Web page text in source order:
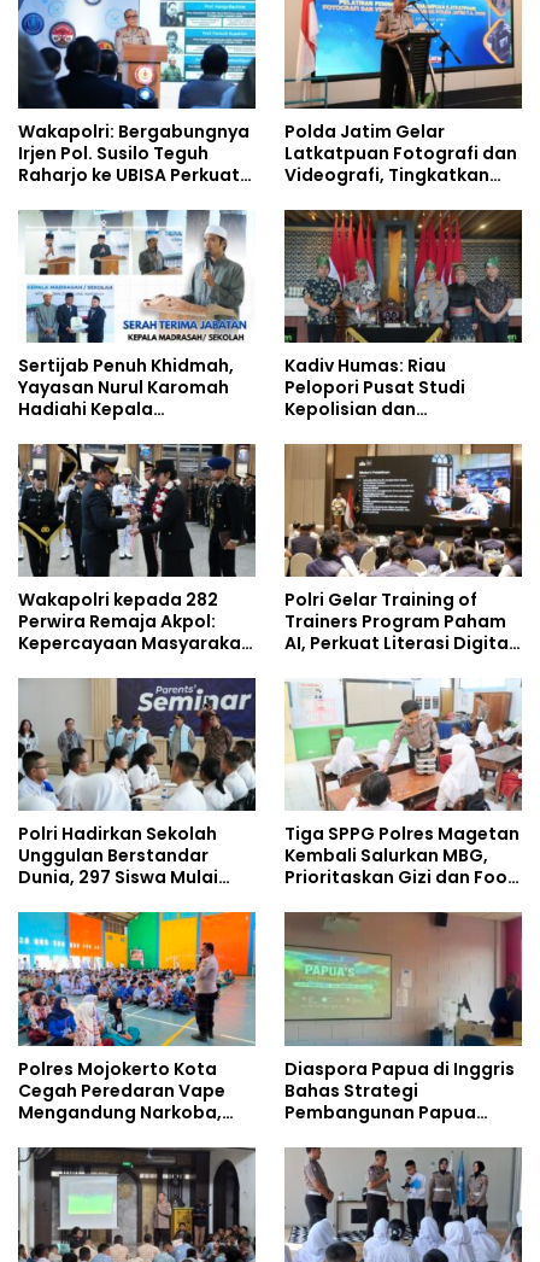
Wakapolri: Bergabungnya
Irjen Pol. Susilo Teguh
Raharjo ke UBISA Perkuat
Studi Kepolisian
Polda Jatim Gelar
Latkatpuan Fotografi dan
Videografi, Tingkatkan
Era Digital
Sertijab Penuh Khidmah,
Yayasan Nurul Karomah
Hadiahi Kepala
Umrah
Kadiv Humas: Riau
Pelopori Pusat Studi
Kepolisian dan
Policing Masuki Babak
Wakapolri kepada 282
Perwira Remaja Akpol:
Kepercayaan Masyarakat
Polri Gelar Training of
Trainers Program Paham
AI, Perkuat Literasi Digital
Polri Hadirkan Sekolah
Unggulan Berstandar
Dunia, 297 Siswa Mulai
Tiga SPPG Polres Magetan
Kembali Salurkan MBG,
Prioritaskan Gizi dan Food
Polres Mojokerto Kota
Cegah Peredaran Vape
Mengandung Narkoba,
Kalangan Remaja
Diaspora Papua di Inggris
Bahas Strategi
Pembangunan Papua
Doktoral Internasional